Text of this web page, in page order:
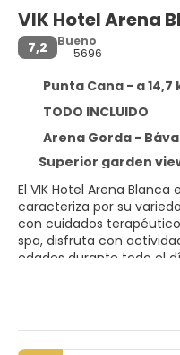
VIK Hotel Arena
7,2
Bueno
5696
Punta Cana - a
TODO INCLUIDO
Arena Gorda -
Superior garden
El VIK Hotel Arena
caracteriza por su
con cuidados
spa, disfruta con
edades durante todo el
cena bajo las estrellas
hotel. Las múltiples
incluyen todo tipo de